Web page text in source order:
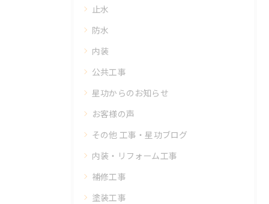
止水
防水
内装
公共工事
星功からのお知らせ
お客様の声
その他 工事・星功ブログ
内装・リフォーム工事
補修工事
塗装工事